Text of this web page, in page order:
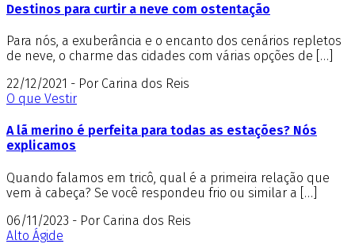
Destinos para curtir a neve com ostentação
Para nós, a exuberância e o encanto dos cenários repletos
de neve, o charme das cidades com várias opções de […]
22/12/2021 - Por Carina dos Reis
O que Vestir
A lã merino é perfeita para todas as estações? Nós
explicamos
Quando falamos em tricô, qual é a primeira relação que
vem à cabeça? Se você respondeu frio ou similar a […]
06/11/2023 - Por Carina dos Reis
Alto Ágide